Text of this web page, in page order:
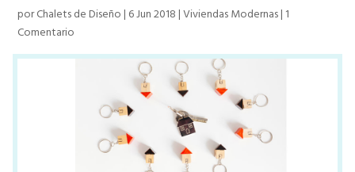
porChalets de Diseño | 6 Jun 2018 |Viviendas Modernas| 1
Comentario